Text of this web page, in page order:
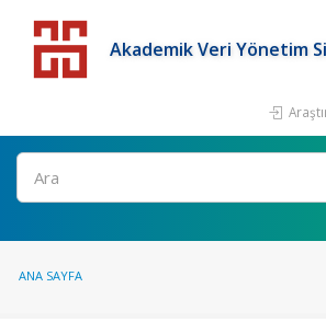
Akademik Veri Yönetim
ANA SAYFA